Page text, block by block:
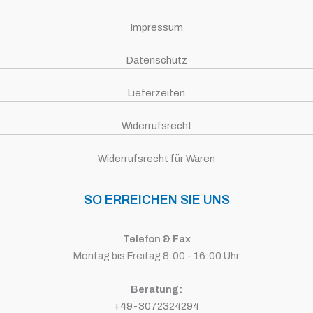
Impressum
Datenschutz
Lieferzeiten
Widerrufsrecht
Widerrufsrecht für Waren
SO ERREICHEN SIE UNS
Telefon & Fax
Montag bis Freitag 8:00 - 16:00 Uhr
Beratung:
+49-3072324294